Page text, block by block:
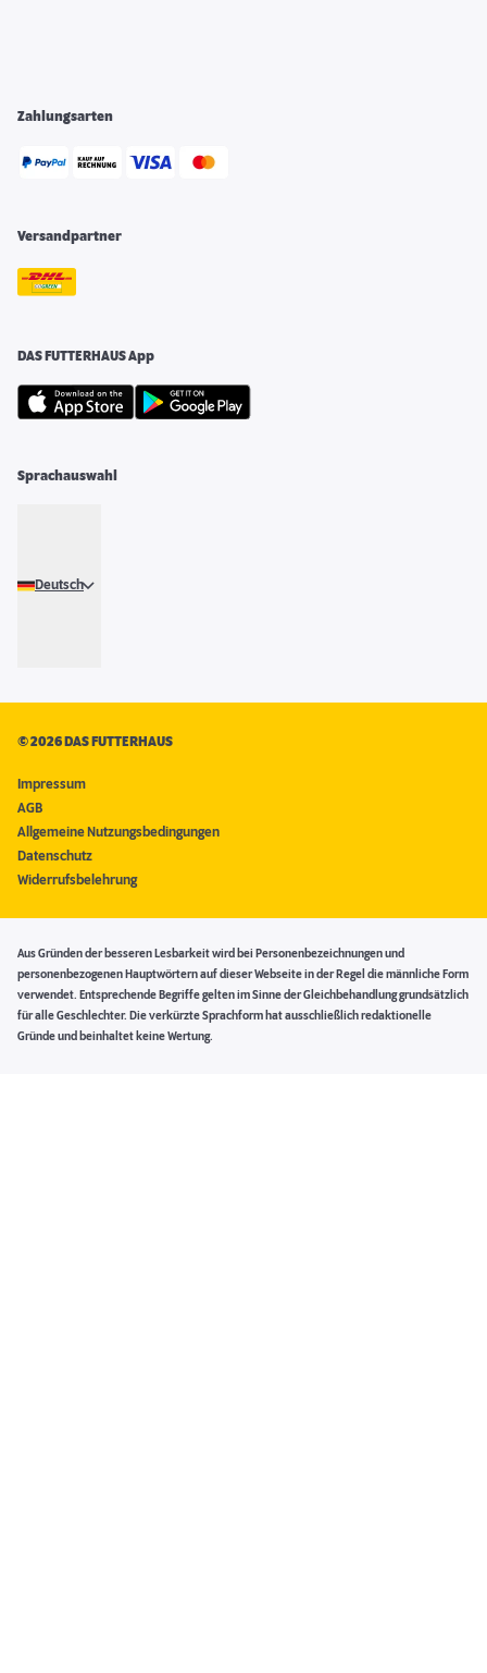
Zahlungsarten
Versandpartner
DAS FUTTERHAUS App
Sprachauswahl
Deutsch
©2026 DAS FUTTERHAUS
Impressum
AGB
Allgemeine Nutzungsbedingungen
Datenschutz
Widerrufsbelehrung
Aus Gründen der besseren Lesbarkeit wird bei Personenbezeichnungen und
personenbezogenen Hauptwörtern auf dieser Webseite in der Regel die männliche Form
verwendet. Entsprechende Begriffe gelten im Sinne der Gleichbehandlung grundsätzlich
für alle Geschlechter. Die verkürzte Sprachform hat ausschließlich redaktionelle
Gründe und beinhaltet keine Wertung.